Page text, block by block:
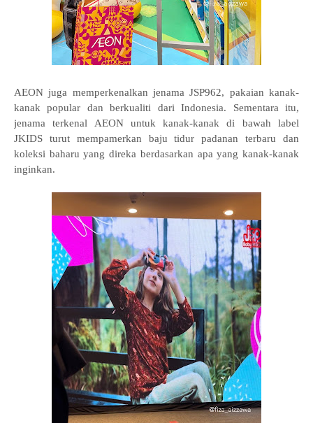
AEON juga memperkenalkan jenama JSP962, pakaian kanak-
kanak popular dan berkualiti dari Indonesia. Sementara itu,
jenama terkenal AEON untuk kanak-kanak di bawah label
JKIDS turut mempamerkan baju tidur padanan terbaru dan
koleksi baharu yang direka berdasarkan apa yang kanak-kanak
inginkan.